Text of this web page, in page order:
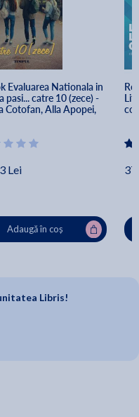
Evaluarea Nationala in
pasi... catre 10 (zece) -
Cotofan, Alla Apopei,
Lei
Adaugă în coș
Libris!